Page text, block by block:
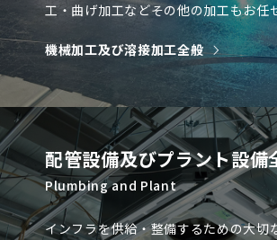
工・曲げ加工などその他の加工もお任
機械加工及び溶接加工全般
配管設備及びプラント設備
Plumbing and Plant
インフラを供給・整備するための大切